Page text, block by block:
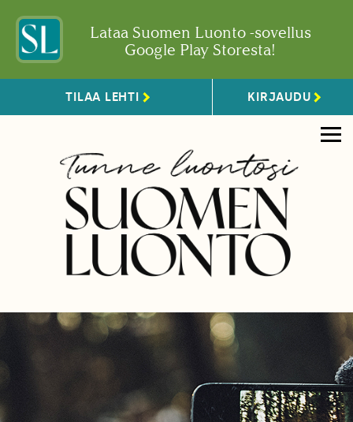
Lataa Suomen Luonto -sovellus
Google Play Storesta!
TILAA LEHTI KIRJAUDU